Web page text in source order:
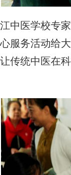
中医学校专
服务活动给
传统中医在